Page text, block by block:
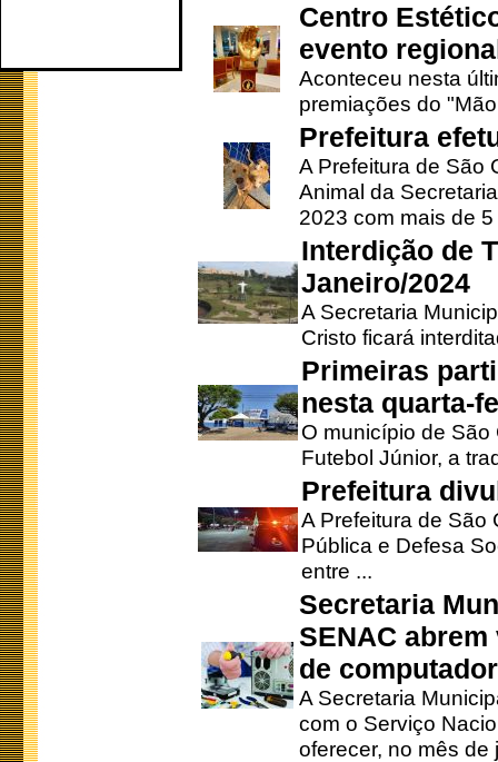
Centro
evento
Aconteceu nesta
premiações do
Prefeitura
A Prefeitura de São
Animal da
2023 com mais de 5
Interdição de
Janeiro/2024
A Secretaria
Cristo ficará
Primeiras
nesta quarta-
O município de
Futebol Júnior, a
Prefeitura
A Prefeitura de São
Pública e Defesa
entre ...
Secretaria
SENAC
de
A Secretaria
com o Serviço
oferecer, no mês de